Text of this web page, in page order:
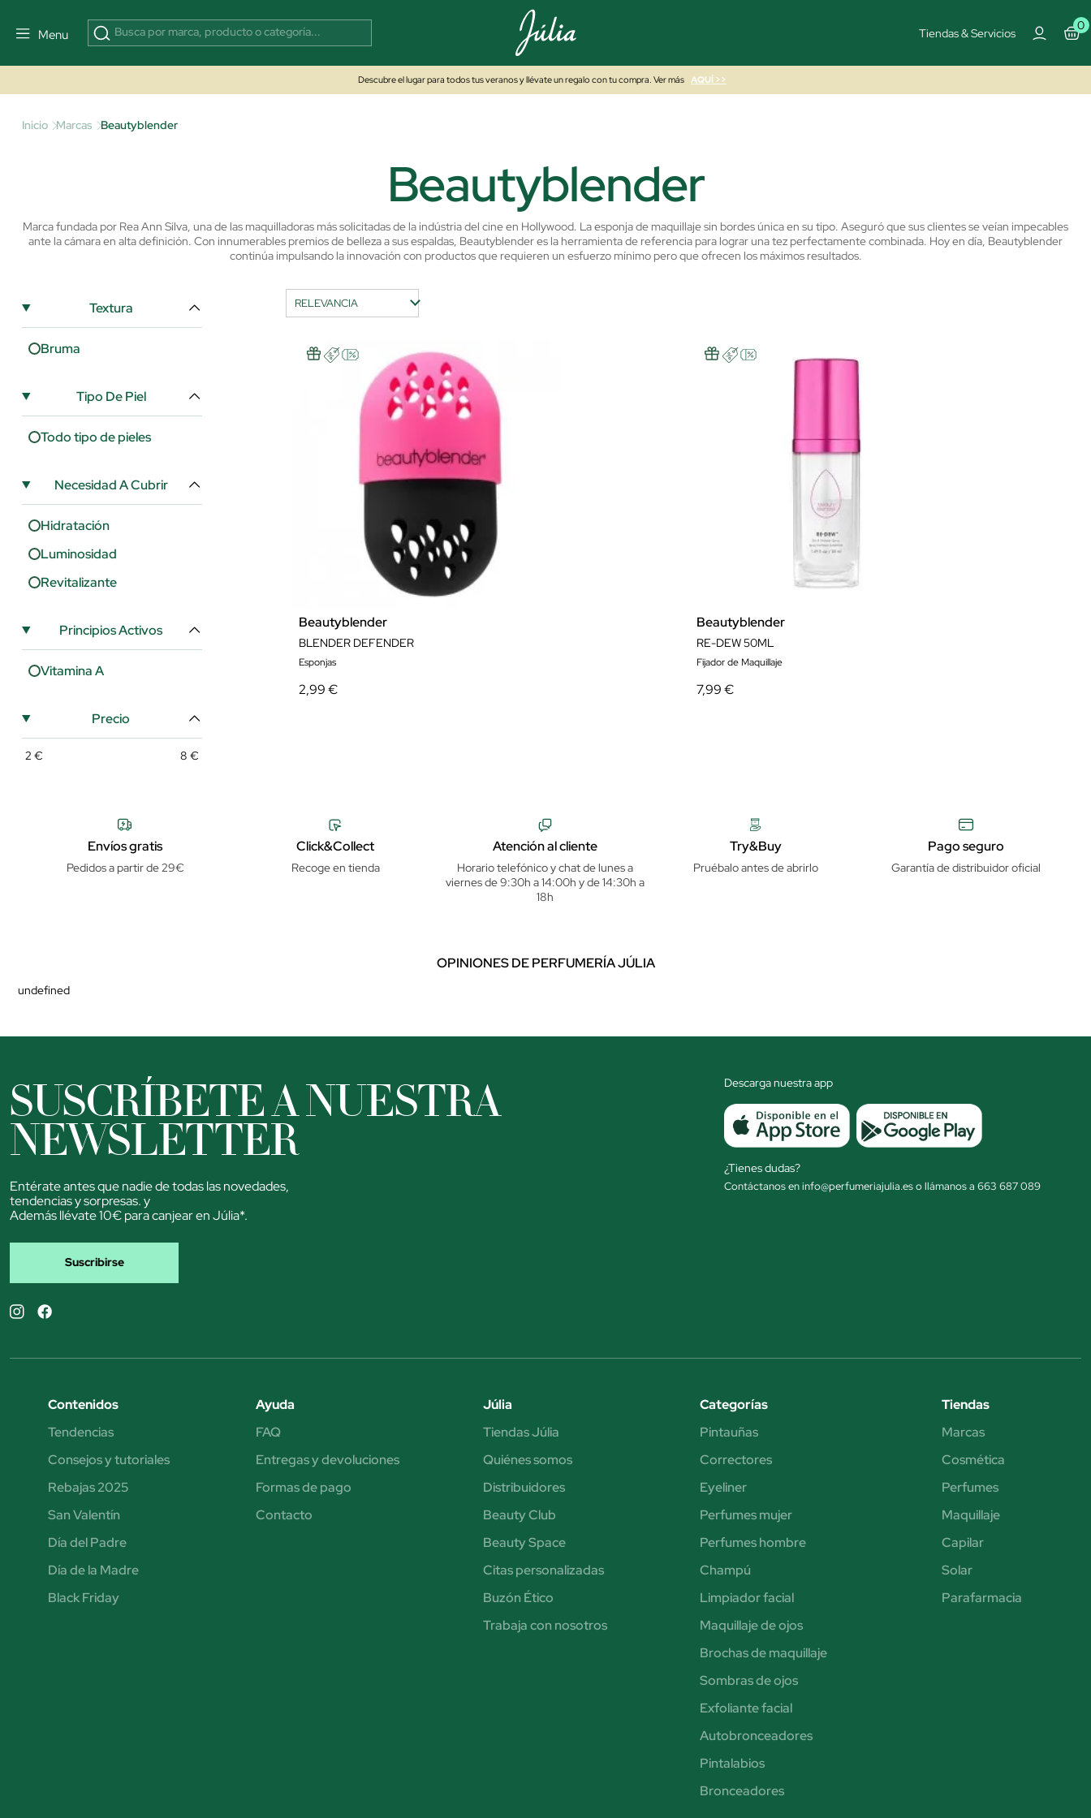
Menu Tiendas & Servicios
0
Descubre el lugar para todos tus veranos y llévate un regalo con tu compra. Ver más AQUÍ >>
Inicio Marcas Beautyblender
Beautyblender
Marca fundada por Rea Ann Silva, una de las maquilladoras más solicitadas de la indústria del cine en Hollywood. La esponja de maquillaje sin bordes única en su tipo. Aseguró que sus clientes se veían impecables
ante la cámara en alta definición. Con innumerables premios de belleza a sus espaldas, Beautyblender es la herramienta de referencia para lograr una tez perfectamente combinada. Hoy en día, Beautyblender
continúa impulsando la innovación con productos que requieren un esfuerzo mínimo pero que ofrecen los máximos resultados.
Textura
Bruma
Tipo De Piel
Todo tipo de pieles
Necesidad A Cubrir
Hidratación
Luminosidad
Revitalizante
Principios Activos
Vitamina A
Precio
2 € 8 €
Beautyblender
BLENDER DEFENDER
Esponjas
2,99 €
Beautyblender
RE-DEW 50ML
Fijador de Maquillaje
7,99 €
Envíos gratis
Pedidos a partir de 29€
Click&Collect
Recoge en tienda
Atención al cliente
Horario telefónico y chat de lunes a
viernes de 9:30h a 14:00h y de 14:30h a
18h
Try&Buy
Pruébalo antes de abrirlo
Pago seguro
Garantía de distribuidor oficial
OPINIONES DE PERFUMERÍA JÚLIA
undefined
SUSCRÍBETE A NUESTRA
NEWSLETTER
Entérate antes que nadie de todas las novedades,
tendencias y sorpresas. y
Además llévate 10€ para canjear en Júlia*.
Suscribirse
Descarga nuestra app
¿Tienes dudas?
Contáctanos en info@perfumeriajulia.es o llámanos a 663 687 089
Contenidos
Tendencias
Consejos y tutoriales
Rebajas 2025
San Valentín
Día del Padre
Día de la Madre
Black Friday
Ayuda
FAQ
Entregas y devoluciones
Formas de pago
Contacto
Júlia
Tiendas Júlia
Quiénes somos
Distribuidores
Beauty Club
Beauty Space
Citas personalizadas
Buzón Ético
Trabaja con nosotros
Categorías
Pintauñas
Correctores
Eyeliner
Perfumes mujer
Perfumes hombre
Champú
Limpiador facial
Maquillaje de ojos
Brochas de maquillaje
Sombras de ojos
Exfoliante facial
Autobronceadores
Pintalabios
Bronceadores
Tiendas
Marcas
Cosmética
Perfumes
Maquillaje
Capilar
Solar
Parafarmacia